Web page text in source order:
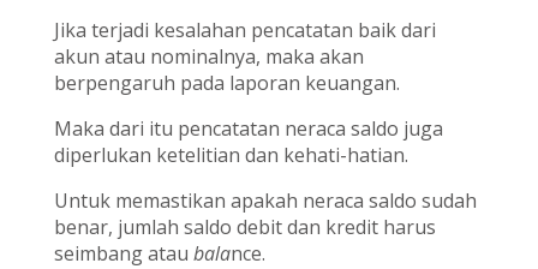
Jika terjadi kesalahan pencatatan baik dari
akun atau nominalnya, maka akan
berpengaruh pada laporan keuangan.
Maka dari itu pencatatan neraca saldo juga
diperlukan ketelitian dan kehati-hatian.
Untuk memastikan apakah neraca saldo sudah
benar, jumlah saldo debit dan kredit harus
seimbang atau balance.